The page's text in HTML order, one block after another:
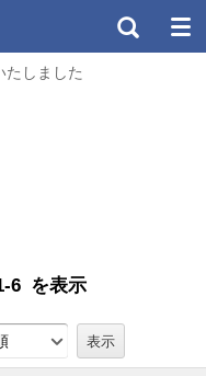
たしました
6 を表示